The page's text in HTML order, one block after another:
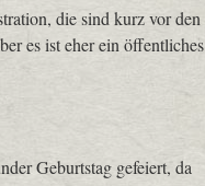
die sind kurz vor den
es ist eher ein öffentliches
Geburtstag gefeiert, da